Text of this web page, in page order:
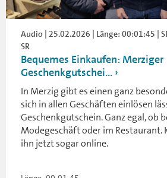
Audio | 25.02.2026 | Länge: 00:01:45 |
SR
Bequemes Einkaufen: Merziger
Geschenkgutschei...
In Merzig gibt es einen ganz
sich in allen Geschäften einlösen
Geschenkgutschein. Ganz egal, ob
Modegeschäft oder im Restaurant.
ihn jetzt sogar online.